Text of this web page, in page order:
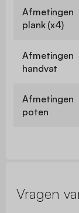
Afmetingen
plank (x4)
Afmetingen
handvat
Afmetingen
poten
Vragen